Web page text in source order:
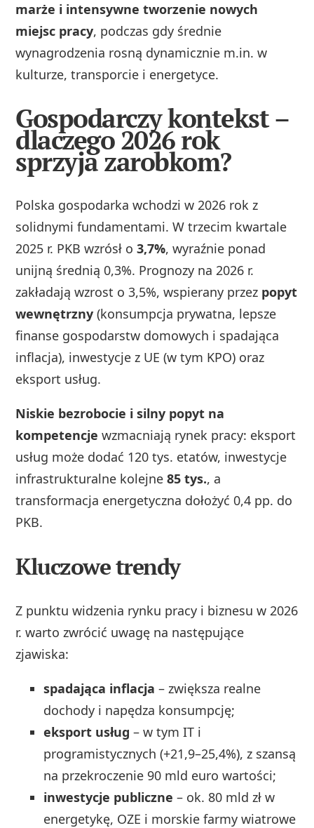
marże i intensywne tworzenie nowych
miejsc pracy, podczas gdy średnie
wynagrodzenia rosną dynamicznie m.in. w
kulturze, transporcie i energetyce.
Gospodarczy kontekst –
dlaczego 2026 rok
sprzyja zarobkom?
Polska gospodarka wchodzi w 2026 rok z
solidnymi fundamentami. W trzecim kwartale
2025 r. PKB wzrósł o3,7%, wyraźnie ponad
unijną średnią 0,3%. Prognozy na 2026 r.
zakładają wzrost o 3,5%, wspierany przez popyt
wewnętrzny (konsumpcja prywatna, lepsze
finanse gospodarstw domowych i spadająca
inflacja), inwestycje z UE (w tym KPO) oraz
eksport usług.
Niskie bezrobocie i silny popyt na
kompetencje wzmacniają rynek pracy: eksport
usług może dodać 120 tys. etatów, inwestycje
infrastrukturalne kolejne85 tys., a
transformacja energetyczna dołożyć 0,4 pp. do
PKB.
Kluczowe trendy
Z punktu widzenia rynku pracy i biznesu w 2026
r. warto zwrócić uwagę na następujące
zjawiska:
spadająca inflacja – zwiększa realne
dochody i napędza konsumpcję;
eksport usług – w tym IT i
programistycznych (+21,9–25,4%), z szansą
na przekroczenie 90 mld euro wartości;
inwestycje publiczne – ok. 80 mld zł w
energetykę, OZE i morskie farmy wiatrowe